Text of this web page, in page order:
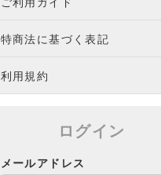
特商法に基づく表記
利用規約
ログイン
メールアドレス